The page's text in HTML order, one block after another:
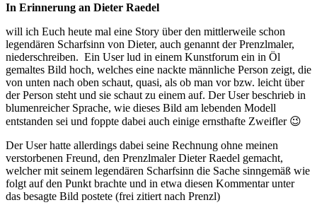
In Erinnerung an Dieter Raedel
will ich Euch heute mal eine Story über den mittlerweile schon
legendären Scharfsinn von Dieter, auch genannt der Prenzlmaler,
niederschreiben. Ein User lud in einem Kunstforum ein in Öl
gemaltes Bild hoch, welches eine nackte männliche Person zeigt, die
von unten nach oben schaut, quasi, als ob man vor bzw. leicht über
der Person steht und sie schaut zu einem auf. Der User beschrieb in
blumenreicher Sprache, wie dieses Bild am lebenden Modell
entstanden sei und foppte dabei auch einige ernsthafte Zweifler 😉
Der User hatte allerdings dabei seine Rechnung ohne meinen
verstorbenen Freund, den Prenzlmaler Dieter Raedel gemacht,
welcher mit seinem legendären Scharfsinn die Sache sinngemäß wie
folgt auf den Punkt brachte und in etwa diesen Kommentar unter
das besagte Bild postete (frei zitiert nach Prenzl)